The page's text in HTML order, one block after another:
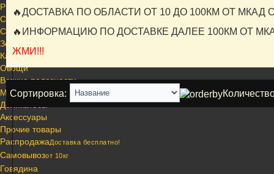
Рыба
Свинина
Сушеные лакомства
Зоогурман
Каши и Крупы
Овощи
Всякие полезности
Миксы
Деликатесы
Аксессуары
Прочие товары
РаспродажаДоставка бесплатно!
Самовывозот 10кг
Говядина
🔥ДОСТАВКА ПО ОБЛАСТИ ОТ 10 ДО 100КМ ОТ МКАД
🔥ИНФОРМАЦИЮ ПО ДОСТАВКЕ ДАЛЕЕ 100КМ ОТ
ЖМИ!!!
Сортировка: